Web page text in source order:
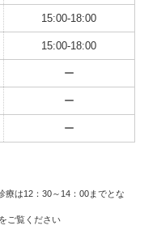
15:00-18:00
15:00-18:00
ー
ー
ー
は12：30～14：00までとな
ご覧ください